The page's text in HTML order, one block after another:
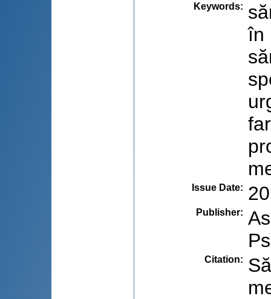
Keywords:
în
Issue Date:
Publisher:
Citation: